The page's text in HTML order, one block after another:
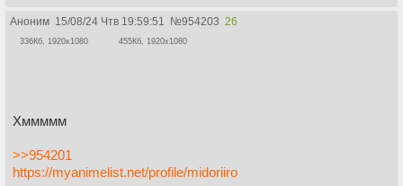
Аноним 15/08/24 Чтв 19:59:51 №954203 26
336Кб, 1920x1080 455Кб, 1920x1080
Хммммм
>>954201
https://myanimelist.net/profile/midoriiro